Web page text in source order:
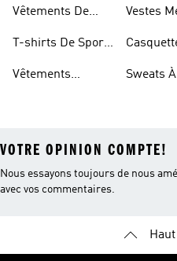
Vêtements De
T-shirts De Sport
Vêtements
adidas
Vestes
Team
Petronas
Sweats À
VOTRE OPINION COMPTE!
Nous essayons toujours de nous
avec vos commentaires.